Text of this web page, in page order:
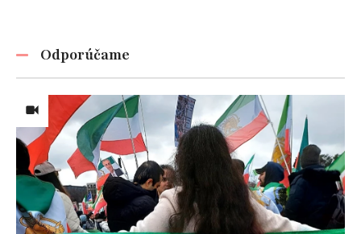
Odporúčame